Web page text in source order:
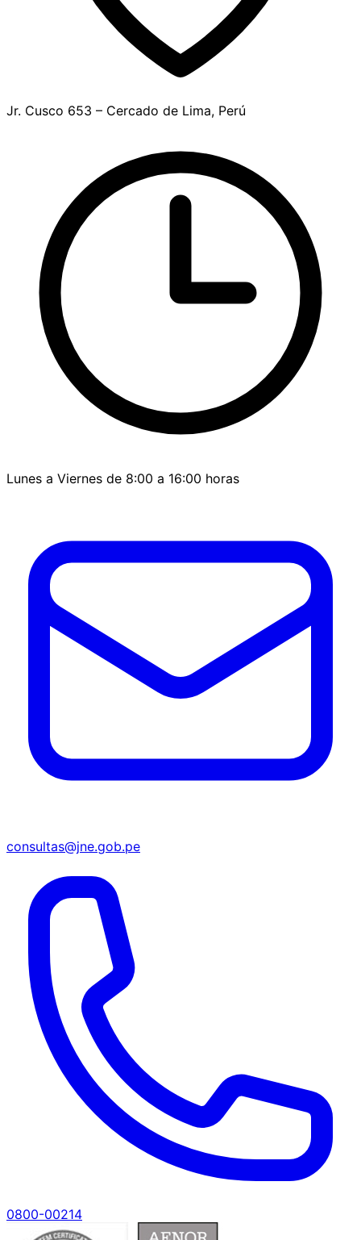
Jr. Cusco 653 – Cercado de Lima, Perú
Lunes a Viernes de 8:00 a 16:00 horas
consultas@jne.gob.pe
0800-00214